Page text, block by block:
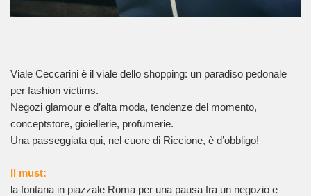
Viale Ceccarini è il viale dello shopping: un paradiso pedonale
per fashion victims.
Negozi glamour e d’alta moda, tendenze del momento,
conceptstore, gioiellerie, profumerie.
Una passeggiata qui, nel cuore di Riccione, è d’obbligo!
Il must:
la fontana in piazzale Roma per una pausa fra un negozio e